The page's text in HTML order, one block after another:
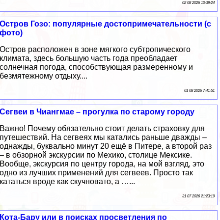
02 08 2026 10:39:24
Остров Гозо: популярные достопримечательности (с
фото)
Остров расположен в зоне мягкого субтропического
климата, здесь большую часть года преобладает
солнечная погода, способствующая размеренному и
безмятежному отдыху....
01 08 2026 7:41:51
Сегвеи в Чиангмае – прогулка по старому городу
Важно! Почему обязательно стоит делать страховку для
путешествий. На сегвеях мы катались раньше дважды –
однажды, буквально минут 20 ещё в Питере, а второй раз
– в обзорной экскурсии по Мехико, столице Мексике.
Вообще, экскурсия по центру города, на мой взгляд, это
одно из лучших применений для сегвеев. Просто так
кататься вроде как скучновато, а …...
31 07 2026 21:23:19
Кота-Бару или в поисках просветления по